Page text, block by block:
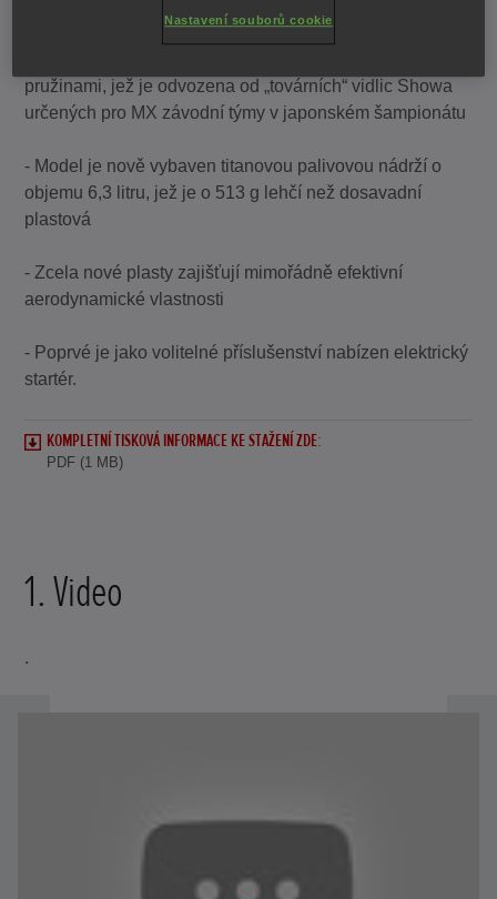
- Nová Honda CRF450R je nyní vybavena plně
pružinami, jež je odvozena od „továrních“ vidlic Showa
určených pro MX závodní týmy v japonském šampionátu
- Model je nově vybaven titanovou palivovou nádrží o
objemu 6,3 litru, jež je o 513 g lehčí než dosavadní
plastová
- Zcela nové plasty zajišťují mimořádně efektivní
aerodynamické vlastnosti
- Poprvé je jako volitelné příslušenství nabízen elektrický
startér.
KOMPLETNÍ TISKOVÁ INFORMACE KE STAŽENÍ ZDE:
PDF (1 MB)
1. Video
.
Nastavení souborů cookie